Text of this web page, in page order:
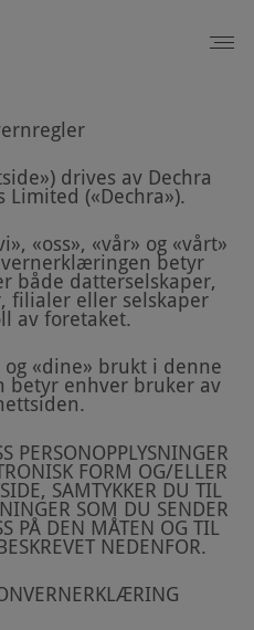
drives av Dechra
Limited («Dechra»).
«oss», «vår» og «vårt»
betyr
både datterselskaper,
filialer eller selskaper
av foretaket.
og «dine» brukt i denne
betyr enhver bruker av
PERSONOPPLYSNINGER
FORM OG/ELLER
SAMTYKKER DU TIL
SOM DU SENDER
PÅ DEN MÅTEN OG TIL
NEDENFOR.